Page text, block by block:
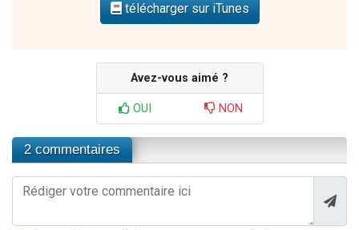
télécharger sur iTunes
Avez-vous aimé ?
OUI NON
2 commentaires